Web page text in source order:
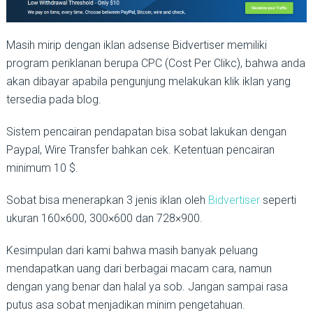
Masih mirip dengan iklan adsense Bidvertiser memiliki
program periklanan berupa CPC (Cost Per Clikc), bahwa anda
akan dibayar apabila pengunjung melakukan klik iklan yang
tersedia pada blog.
Sistem pencairan pendapatan bisa sobat lakukan dengan
Paypal, Wire Transfer bahkan cek. Ketentuan pencairan
minimum 10 $.
Sobat bisa menerapkan 3 jenis iklan oleh Bidvertiserseperti
ukuran 160×600, 300×600 dan 728×900.
Kesimpulan dari kami bahwa masih banyak peluang
mendapatkan uang dari berbagai macam cara, namun
dengan yang benar dan halal ya sob. Jangan sampai rasa
putus asa sobat menjadikan minim pengetahuan.